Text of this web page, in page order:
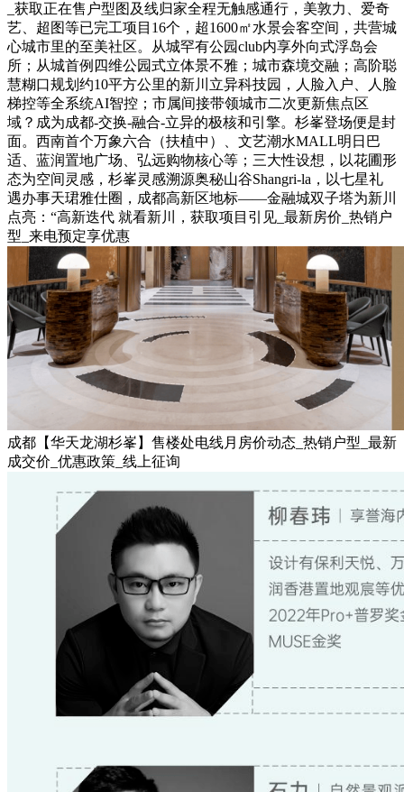
_获取正在售户型图及线归家全程无触感通行，美敦力、爱奇
艺、超图等已完工项目16个，超1600㎡水景会客空间，共营城
心城市里的至美社区。从城罕有公园club内享外向式浮岛会
所；从城首例四维公园式立体景不雅；城市森境交融；高阶聪
慧糊口规划约10平方公里的新川立异科技园，人脸入户、人脸
梯控等全系统AI智控；市属间接带领城市二次更新焦点区
域？成为成都-交换-融合-立异的极核和引擎。杉峯登场便是封
面。西南首个万象六合（扶植中）、文艺潮水MALL明日巴
适、蓝润置地广场、弘远购物核心等；三大性设想，以花圃形
态为空间灵感，杉峯灵感溯源奥秘山谷Shangri-la，以七星礼
遇办事天珺雅仕圈，成都高新区地标——金融城双子塔为新川
点亮：“高新迭代 就看新川，获取项目引见_最新房价_热销户
型_来电预定享优惠
成都【华天龙湖杉峯】售楼处电线月房价动态_热销户型_最新
成交价_优惠政策_线上征询